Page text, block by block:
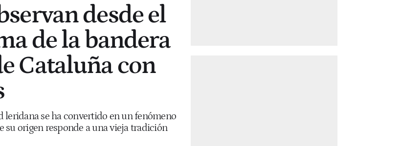
desde el
de la bandera
Cataluña con
leridana se ha convertido en un fenómeno
su origen responde a una vieja tradición